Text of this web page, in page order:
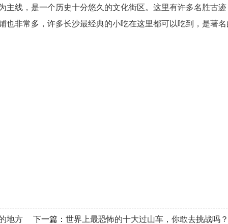
主线，是一个历史十分悠久的文化街区。这里有许多名胜古
也非常多，许多长沙最经典的小吃在这里都可以吃到，是著
地方 下一篇： 世界上最恐怖的十大过山车，你敢去挑战吗？